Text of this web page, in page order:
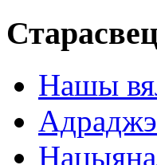
Нашы